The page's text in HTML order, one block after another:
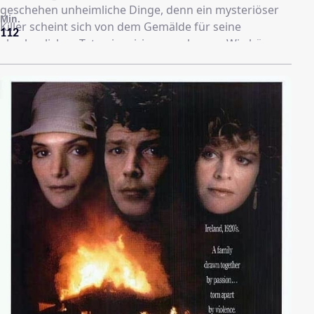
geschehen unheimliche Dinge, denn ein mysteriöser
Killer scheint sich von dem Gemälde für seine
abscheulichen Taten inspirieren zu lassen. Wie hängen
die Morde der Vergangenheit und der Gegenwart
112
Min.